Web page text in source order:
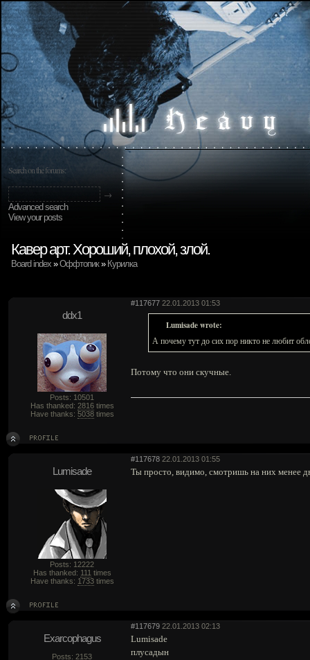
Search on the forums:
Advanced search
View your posts
Кавер арт. Хороший, плохой, злой.
Board index »Оффтопик» Курилка
#117677 22.01.2013 01:53
ddx1
Posts: 10501
Has thanked: 2816times
Have thanks: 5038times
Lumisade wrote:
А почему тут до сих пор никто не любит
Потому что они скучные.
#117678 22.01.2013 01:55
Lumisade
Posts: 12222
Has thanked: 111 times
Have thanks: 1733times
Ты просто, видимо, смотришь на них менее
#117679 22.01.2013 02:13
Exarcophagus
Posts: 2153
Lumisade
плусадын